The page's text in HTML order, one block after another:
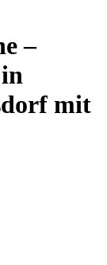
–
mit